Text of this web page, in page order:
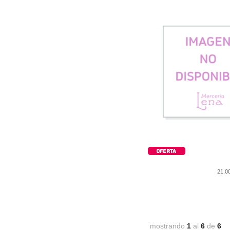
mostrando 1 al6 de 6